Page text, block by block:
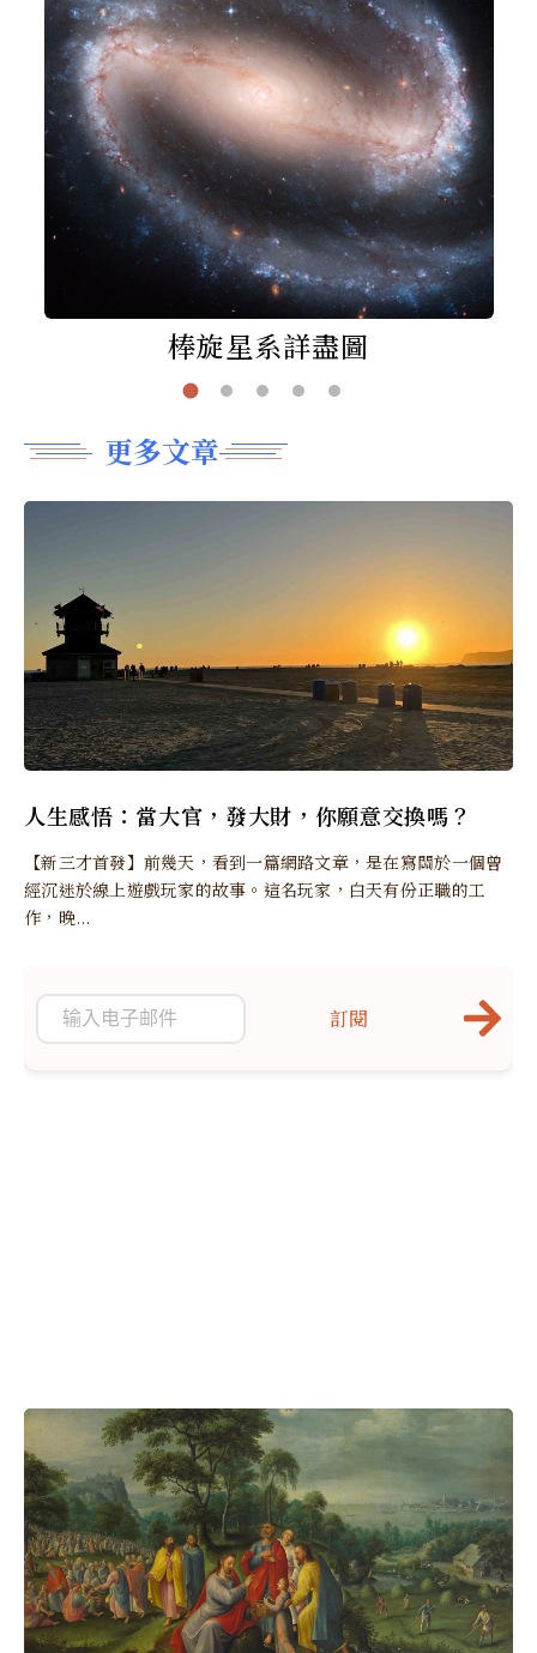
棒旋星系詳盡圖
更多文章
人生感悟：當大官，發大財，你願意交換嗎？
【新三才首發】前幾天，看到一篇網路文章，是在寫關於一個曾
經沉迷於線上遊戲玩家的故事。這名玩家，白天有份正職的工
作，晚...
訂閱